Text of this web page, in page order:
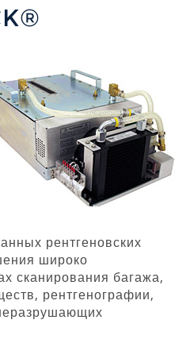
рентгеновских
широко
сканирования багажа,
рентгенографии,